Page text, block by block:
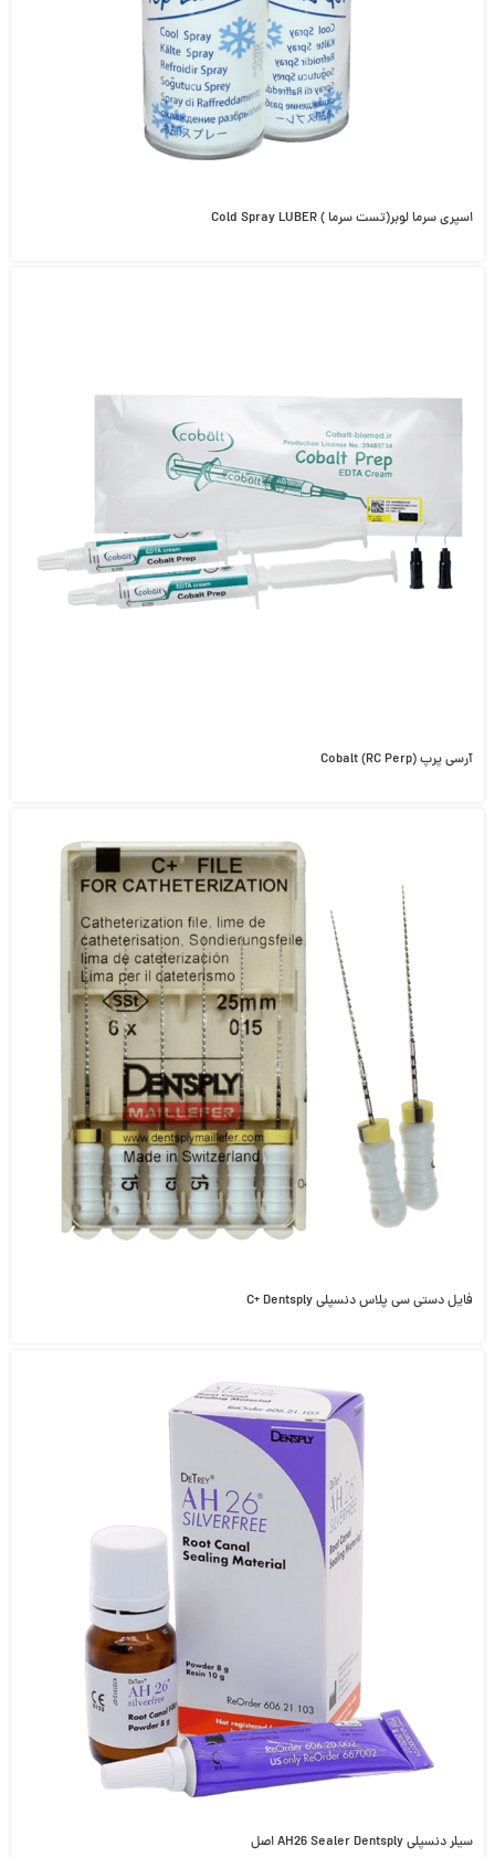
اسپری سرما لوبر(تست سرما ) Cold Spray LUBER
آرسی پرپ Cobalt (RC Perp)
فایل دستی سی پلاس دنسپلی C+ Dentsply
سیلر دنسپلی AH26 Sealer Dentsply اصل